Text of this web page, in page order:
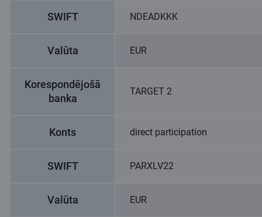
SWIFT NDEADKKK
Valūta EUR
Korespondējošā
banka
TARGET 2
Konts direct participation
SWIFT PARXLV22
Valūta EUR